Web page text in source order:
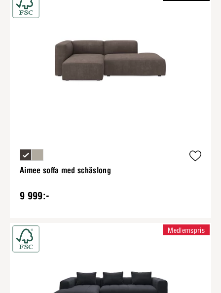
Aimee soffa med schäslong
9 999:-
Medlemspris